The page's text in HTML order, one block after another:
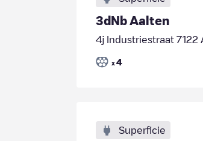
3dNb Aalten
4j Industriestraat 7122
x 4
Superficie